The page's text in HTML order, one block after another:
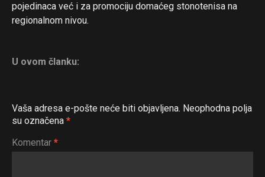
pojedinaca već i za promociju domaćeg stonotenisa na
regionalnom nivou.
U ovom članku:
Vaša adresa e-pošte neće biti objavljena. Neophodna polja
su označena *
Komentar *
Email